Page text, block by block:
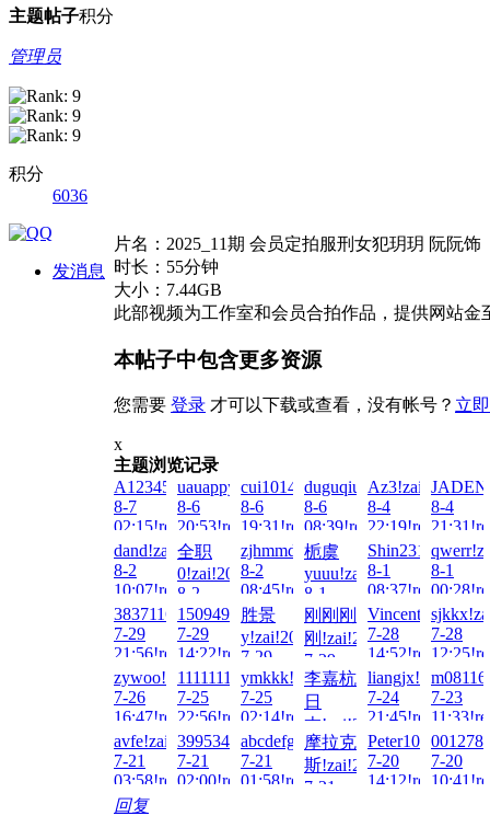
主题帖子积分
管理员
积分
6036
发消息
片名：2025_11期 会员定拍服刑女犯玥玥 阮阮饰
时长：55分钟
大小：7.44GB
此部视频为工作室和会员合拍作品，提供网站
本帖子中包含更多资源
您需要 登录 才可以下载或查看，没有帐号？ 立
x
主题浏览记录
A123456...!zai!2026-
8-7
02:15!read!
uauappy!zai!2026-
8-6
20:53!read!
cui1014378065!zai!2026-
8-6
19:31!read!
duguqiuse1!zai!2026-
8-6
08:39!read!
Az3!zai!2026-
8-4
22:19!read!
8-4
dand!zai!2026-
8-2
10:07!read!
全职
0!zai!2026-
8-2
08:48!read!
zjhmmdou!zai!2026-
8-2
08:45!read!
栀虞
yuuu!zai!2026-
8-1
23:34!read!
8-1
08:37!read!
8-1
3837116307!zai!2026-
7-29
21:56!read!
1509494414!zai!2026-
7-29
14:22!read!
胜景
y!zai!2026-
7-29
03:08!read!
刚刚刚
刚!zai!2026-
7-29
00:54!read!
7-28
14:52!read!
7-28
zywoo!zai!2026-
7-26
16:47!read!
1111111aaa!zai!2026-
7-25
22:56!read!
ymkkk!zai!2026-
7-25
02:14!read!
李嘉杭
日
本!zai!2026-
7-24
23:42!read!
liangjx!zai!2026-
7-24
21:45!read!
7-23
avfe!zai!2026-
7-21
03:58!read!
3995342384!zai!2026-
7-21
02:00!read!
abcdefghijklmn!zai!2026-
7-21
01:58!read!
摩拉克
斯!zai!2026-
7-21
7-20
14:12!read!
7-20
回复